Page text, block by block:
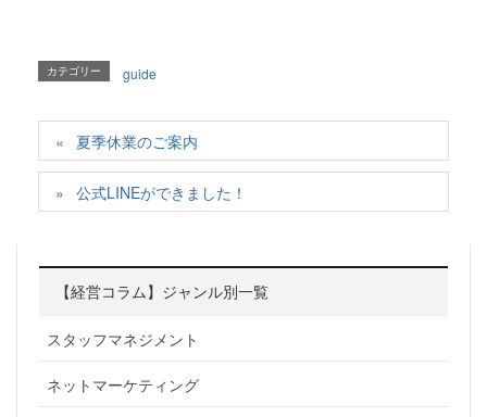
カテゴリー guide
夏季休業のご案内
公式LINEができました！
【経営コラム】ジャンル別一覧
スタッフマネジメント
ネットマーケティング